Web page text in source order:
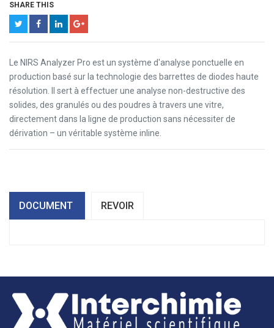
SHARE THIS
Le NIRS Analyzer Pro est un système d'analyse ponctuelle en
production basé sur la technologie des barrettes de diodes haute
résolution. Il sert à effectuer une analyse non-destructive des
solides, des granulés ou des poudres à travers une vitre,
directement dans la ligne de production sans nécessiter de
dérivation – un véritable système inline.
DOCUMENT REVOIR